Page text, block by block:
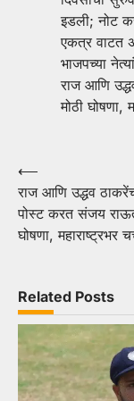
इडली; नोट
एकत्र वाटत
भाजपच्या
राज आणि
मोठी घोषणा,
Post
navigation
⟵
राज आणि उद्धव
पोस्ट करत संजय
घोषणा, महाराष्ट्रभर
Related Posts